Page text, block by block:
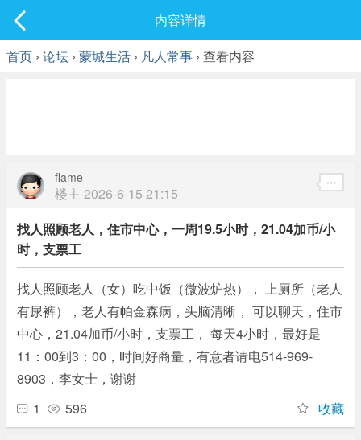
最新发表
内容详情
首页 › 论坛 › 蒙城生活 › 凡人常事 › 查看内容
flame
楼主 2026-6-15 21:15
找人照顾老人，住市中心，一周19.5小时，21.04加币/小
时，支票工
找人照顾老人（女）吃中饭（微波炉热）， 上厕所（老人
有尿裤），老人有帕金森病，头脑清晰， 可以聊天，住市
中心，21.04加币/小时，支票工， 每天4小时，最好是
11：00到3：00，时间好商量，有意者请电514-969-
8903，李女士，谢谢
1
596 收藏